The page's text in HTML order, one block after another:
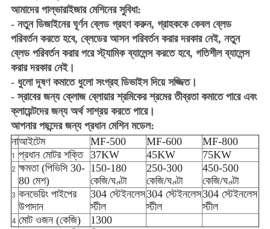
আমাদের পাল্ভারাইজার মেশিনের সুবিধা:
- নতুন ডিজাইনের ঘূর্ণন ব্লেড গ্রহণ করুন, গ্রাহককে কেবল ব্লেড
পরিবর্তন করতে হবে, ব্লেডের আসন পরিবর্তন করার দরকার নেই, নতুন
ব্লেড পরিবর্তন করার পরে স্ট্যামিক ব্যালেন্স করতে হবে, গতিশীল ব্যালেন্স
করার দরকার নেই।
- ধুলো দূষণ কমাতে ধুলো সংগ্রহ ডিভাইস দিয়ে সজ্জিত।
- স্রাবের জন্য ক্লোজ ব্লোয়ার শ্রমিকের শ্রমের তীব্রতা কমাতে পারে এবং
ক্লায়েন্টদের জন্য অর্থ সাশ্রয় করতে পারে।
আপনার পছন্দের জন্য প্রধান মেশিন মডেল:
নাআইটেম MF-500 MF-600 MF-800
1 প্রধান মোটর শক্তি 37KW 45KW 75KW
2 ক্ষমতা (পিভিসি 30-
80 মেশ)
150-180
কেজি/ঘণ্টা
250-300
কেজি/ঘণ্টা
450-500
কেজি/ঘণ্টা
3 কনভেয়িং পাইপের
উপাদান
304 স্টেইনলেস
স্টীল
304 স্টেইনলেস
স্টীল
304 স্টেইনলেস
স্টীল
4 মোট ওজন (কেজি) 1300